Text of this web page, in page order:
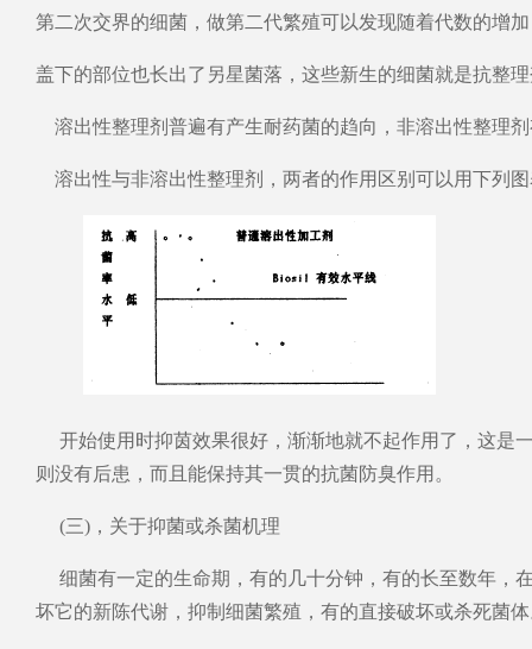
第二次交界的细菌，做第二代繁殖可以发现随着代数的增
盖下的部位也长出了另星菌落，这些新生的细菌就是抗整
溶出性整理剂普遍有产生耐药菌的趋向，非溶出性整理
溶出性与非溶出性整理剂，两者的作用区别可以用下列
开始使用时抑茵效果很好，渐渐地就不起作用了，这是
则没有后患，而且能保持其一贯的抗菌防臭作用。
(三)，关于抑菌或杀菌机理
细菌有一定的生命期，有的几十分钟，有的长至数年，
坏它的新陈代谢，抑制细菌繁殖，有的直接破坏或杀死菌